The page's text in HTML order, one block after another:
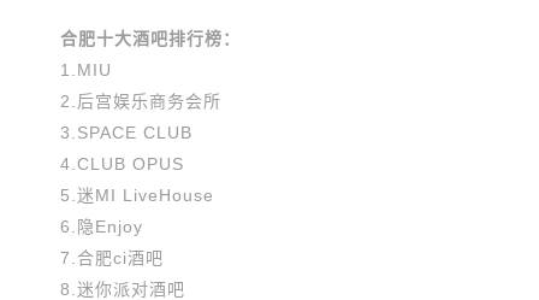
合肥十大酒吧排行榜：
1.MIU
2.后宫娱乐商务会所
3.SPACE CLUB
4.CLUB OPUS
5.迷MI LiveHouse
6.隐Enjoy
7.合肥ci酒吧
8.迷你派对酒吧